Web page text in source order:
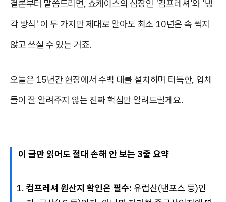
결론부터 말씀드리면, 쇼케이스의 심장인 '컴프레셔'와 '냉
각 방식' 이 두 가지만 제대로 알아도 최소 10년은 속 썩지
않고 쓰실 수 있는 거죠.
오늘은 15년간 현장에서 수백 대를 설치하며 터득한, 업체
들이 잘 알려주지 않는 진짜 핵심만 알려드릴게요.
이 글만 읽어도 절대 손해 안 보는 3줄 요약
컴프레셔 원산지 확인은 필수: 유럽산(댄포스 등)인